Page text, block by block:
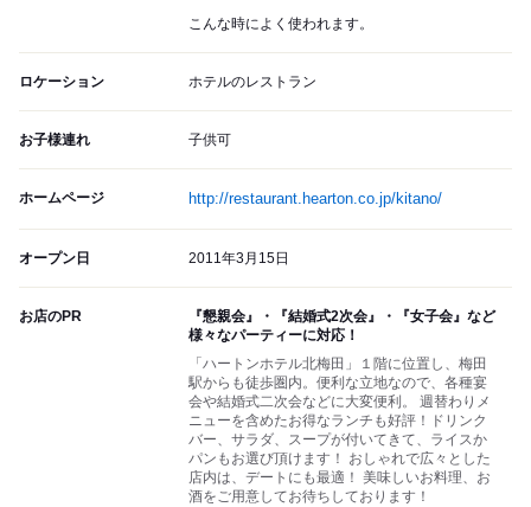
こんな時によく使われます。
ロケーション ホテルのレストラン
お子様連れ 子供可
ホームページ http://restaurant.hearton.co.jp/kitano/
オープン日 2011年3月15日
お店のPR
『懇親会』・『結婚式2次会』・『女子会』など
様々なパーティーに対応！
「ハートンホテル北梅田」１階に位置し、梅田
駅からも徒歩圏内。便利な立地なので、各種宴
会や結婚式二次会などに大変便利。 週替わりメ
ニューを含めたお得なランチも好評！ドリンク
バー、サラダ、スープが付いてきて、ライスか
パンもお選び頂けます！ おしゃれで広々とした
店内は、デートにも最適！ 美味しいお料理、お
酒をご用意してお待ちしております！